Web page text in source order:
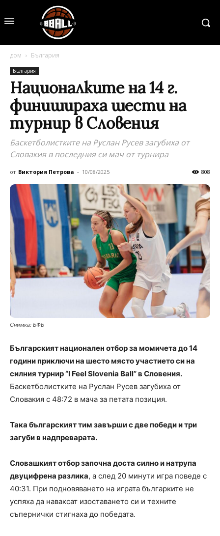
дом България
България
Националките на 14 г.
финишираха шести на
турнир в Словения
Баскетболистките на Руслан Русев загубиха от
Словакия в последния си мач от турнира
от Виктория Петрова - 10/08/2025 808
Снимка: БФБ
Българският национален отбор за момичета до 14
години приключи на шесто място участието си на
силния турнир “I Feel Slovenia Ball” в Словения.
Баскетболистките на Руслан Русев загубиха от
Словакия с 48:72 в мача за петата позиция.
Така българският тим завърши с две победи и три
загуби в надпреварата.
Словашкият отбор започна доста силно и натрупа
двуцифрена разлика, а след 20 минути игра поведе с
40:31. При подновяването на играта българките не
успяха да наваксат изоставането си и техните
съпернички стигнаха до победата.